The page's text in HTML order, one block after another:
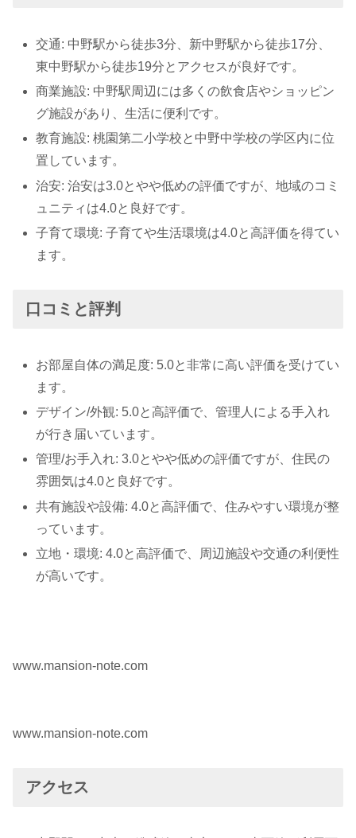
交通: 中野駅から徒歩3分、新中野駅から徒歩17分、
東中野駅から徒歩19分とアクセスが良好です。
商業施設: 中野駅周辺には多くの飲食店やショッピン
グ施設があり、生活に便利です。
教育施設: 桃園第二小学校と中野中学校の学区内に位
置しています。
治安: 治安は3.0とやや低めの評価ですが、地域のコミ
ュニティは4.0と良好です。
子育て環境: 子育てや生活環境は4.0と高評価を得てい
ます。
口コミと評判
お部屋自体の満足度: 5.0と非常に高い評価を受けてい
ます。
デザイン/外観: 5.0と高評価で、管理人による手入れ
が行き届いています。
管理/お手入れ: 3.0とやや低めの評価ですが、住民の
雰囲気は4.0と良好です。
共有施設や設備: 4.0と高評価で、住みやすい環境が整
っています。
立地・環境: 4.0と高評価で、周辺施設や交通の利便性
が高いです。
www.mansion-note.com
www.mansion-note.com
アクセス